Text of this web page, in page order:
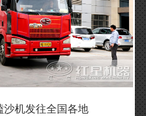
沙机发往全国各地